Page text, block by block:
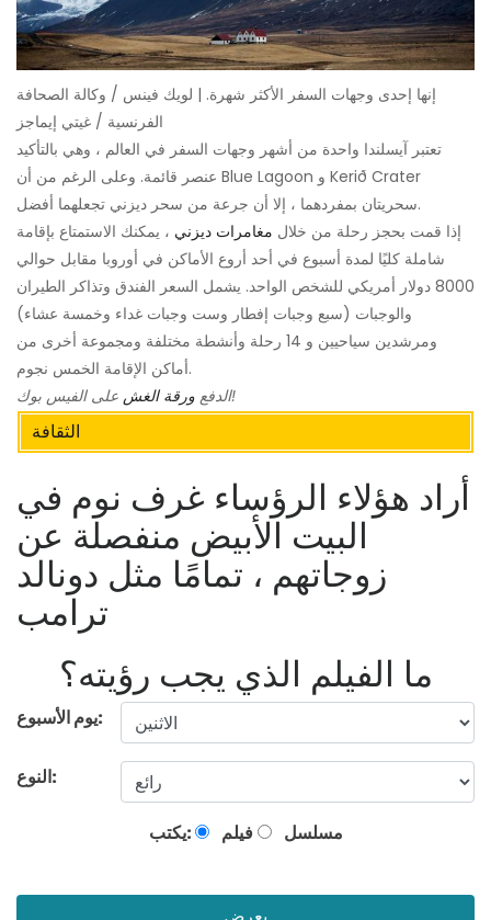
إنها إحدى وجهات السفر الأكثر شهرة. | لويك فينس / وكالة الصحافة
الفرنسية / غيتي إيماجز
تعتبر آيسلندا واحدة من أشهر وجهات السفر في العالم ، وهي بالتأكيد
عنصر قائمة. وعلى الرغم من أن Blue Lagoon و Kerið Crater
سحريتان بمفردهما ، إلا أن جرعة من سحر ديزني تجعلهما أفضل.
إذا قمت بحجز رحلة من خلال مغامرات ديزني ، يمكنك الاستمتاع بإقامة
شاملة كليًا لمدة أسبوع في أحد أروع الأماكن في أوروبا مقابل حوالي
8000 دولار أمريكي للشخص الواحد. يشمل السعر الفندق وتذاكر الطيران
والوجبات (سبع وجبات إفطار وست وجبات غداء وخمسة عشاء)
ومرشدين سياحيين و 14 رحلة وأنشطة مختلفة ومجموعة أخرى من
أماكن الإقامة الخمس نجوم.
الدفع ورقة الغش على الفيس بوك!
الثقافة
أراد هؤلاء الرؤساء غرف نوم في
البيت الأبيض منفصلة عن
زوجاتهم ، تمامًا مثل دونالد
ترامب
ما الفيلم الذي يجب رؤيته؟
يوم الأسبوع:
النوع:
يكتب: فيلم مسلسل